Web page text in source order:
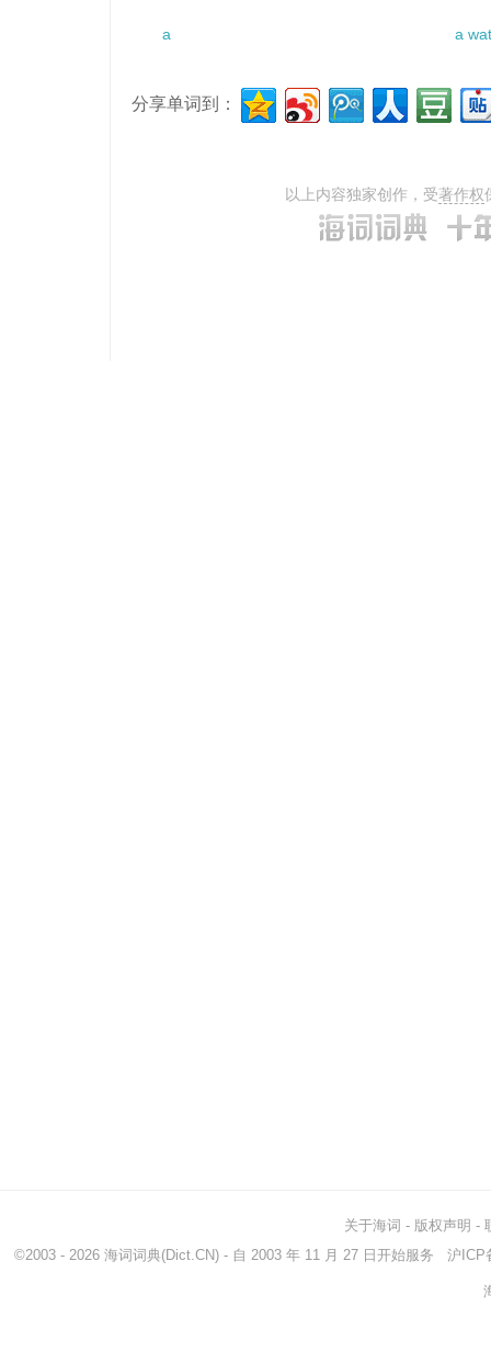
a a
分享单词到：
以上内容独家创作，受著作权
关于海词 - 版权声明 -
©2003 - 2026 海词词典(Dict.CN) - 自 2003 年 11 月 27 日开始服务 沪ICP